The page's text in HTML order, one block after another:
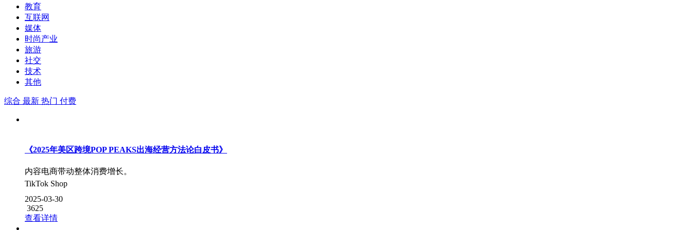
教育
互联网
媒体
时尚产业
旅游
社交
技术
其他
综合 最新 热门 付费
《2025年美区跨境POP PEAKS出海经营方法论白皮书》
内容电商带动整体消费增长。
TikTok Shop
2025-03-30
3625
查看详情